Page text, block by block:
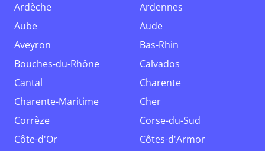
Ardèche
Ardennes
Aube
Aude
Aveyron
Bas-Rhin
Bouches-du-Rhône
Calvados
Cantal
Charente
Charente-Maritime
Cher
Corrèze
Corse-du-Sud
Côte-d'Or
Côtes-d'Armor